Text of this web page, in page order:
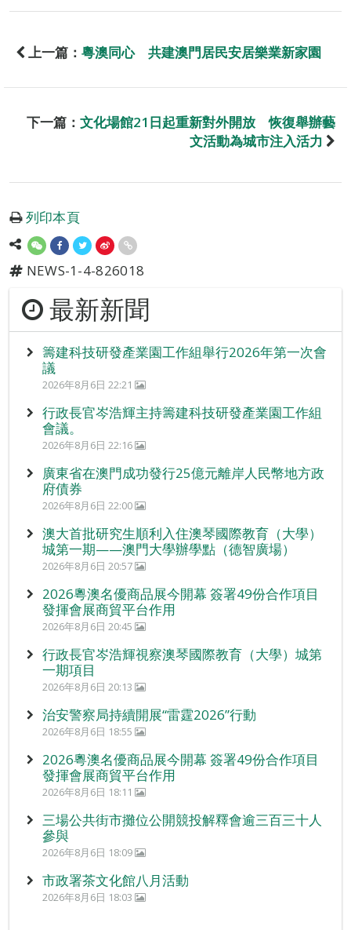
上一篇： 粵澳同心 共建澳門居民安居樂業新家園
下一篇： 文化場館21日起重新對外開放 恢復舉辦藝
文活動為城市注入活力
列印本頁
NEWS-1-4-826018
最新新聞
籌建科技研發產業園工作組舉行2026年第一次會
議
2026年8月6日 22:21
行政長官岑浩輝主持籌建科技研發產業園工作組
會議。
2026年8月6日 22:16
廣東省在澳門成功發行25億元離岸人民幣地方政
府債券
2026年8月6日 22:00
澳大首批研究生順利入住澳琴國際教育（大學）
城第一期——澳門大學辦學點（德智廣場）
2026年8月6日 20:57
2026粵澳名優商品展今開幕 簽署49份合作項目
發揮會展商貿平台作用
2026年8月6日 20:45
行政長官岑浩輝視察澳琴國際教育（大學）城第
一期項目
2026年8月6日 20:13
治安警察局持續開展“雷霆2026”行動
2026年8月6日 18:55
2026粵澳名優商品展今開幕 簽署49份合作項目
發揮會展商貿平台作用
2026年8月6日 18:11
三場公共街市攤位公開競投解釋會逾三百三十人
參與
2026年8月6日 18:09
市政署茶文化館八月活動
2026年8月6日 18:03